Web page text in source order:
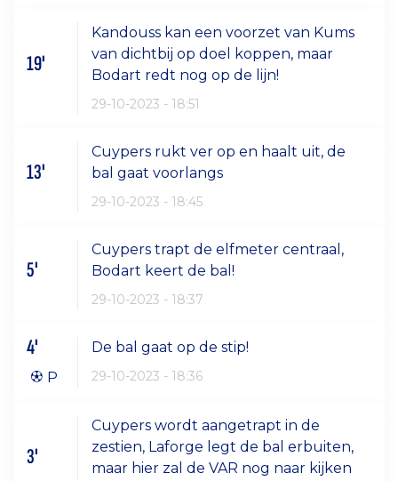
19'
Kandouss kan een voorzet van Kums
van dichtbij op doel koppen, maar
Bodart redt nog op de lijn!
29-10-2023 - 18:51
13'
Cuypers rukt ver op en haalt uit, de
bal gaat voorlangs
29-10-2023 - 18:45
5'
Cuypers trapt de elfmeter centraal,
Bodart keert de bal!
29-10-2023 - 18:37
4'
P
De bal gaat op de stip!
29-10-2023 - 18:36
3'
Cuypers wordt aangetrapt in de
zestien, Laforge legt de bal erbuiten,
maar hier zal de VAR nog naar kijken